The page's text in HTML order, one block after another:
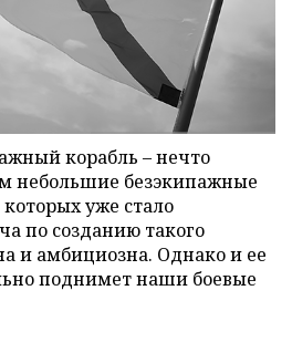
корабль – нечто
небольшие безэкипажные
уже стало
по созданию такого
и амбициозна. Однако и ее
поднимет наши боевые